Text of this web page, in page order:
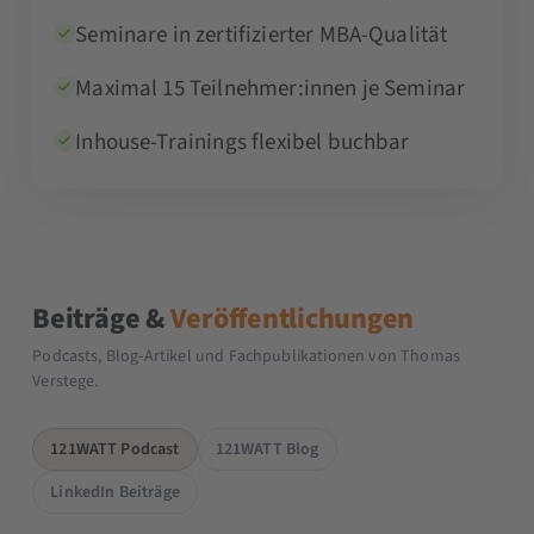
Seminare in zertifizierter MBA-Qualität
Maximal 15 Teilnehmer:innen je Seminar
Inhouse-Trainings flexibel buchbar
Beiträge &Veröffentlichungen
Podcasts, Blog-Artikel und Fachpublikationen von Thomas
Verstege.
121WATT Podcast
121WATT Blog
LinkedIn Beiträge